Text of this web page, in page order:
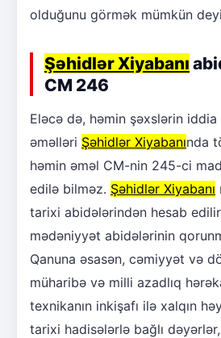
olduğunu görmək mümkün
Şəhidlər Xiyabanı
CM 246
Eləcə də, həmin şəxslərin
əməlləri Şəhidlər Xiyabanında
həmin əməl CM-nin 245-ci
edilə bilməz. Şəhidlər Xiyabanı
tarixi abidələrindən hesab
mədəniyyət abidələrinin
Qanuna əsasən, cəmiyyət və
müharibə və milli azadlıq
texnikanın inkişafı ilə xalqın
tarixi hadisələrlə bağlı